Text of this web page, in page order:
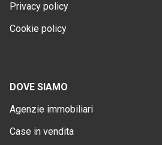
Privacy policy
Cookie policy
DOVE SIAMO
Agenzie immobiliari
Case in vendita